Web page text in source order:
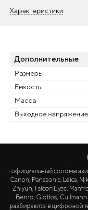
Характеристики
Дополнительные
Размеры
Емкость
Масса
Выходное напряжение
— официальный
Canon, Panasonic, Leica,
Zhiyun, Falcon Eyes,
Benro, Giottos,
разбираются в цифровой